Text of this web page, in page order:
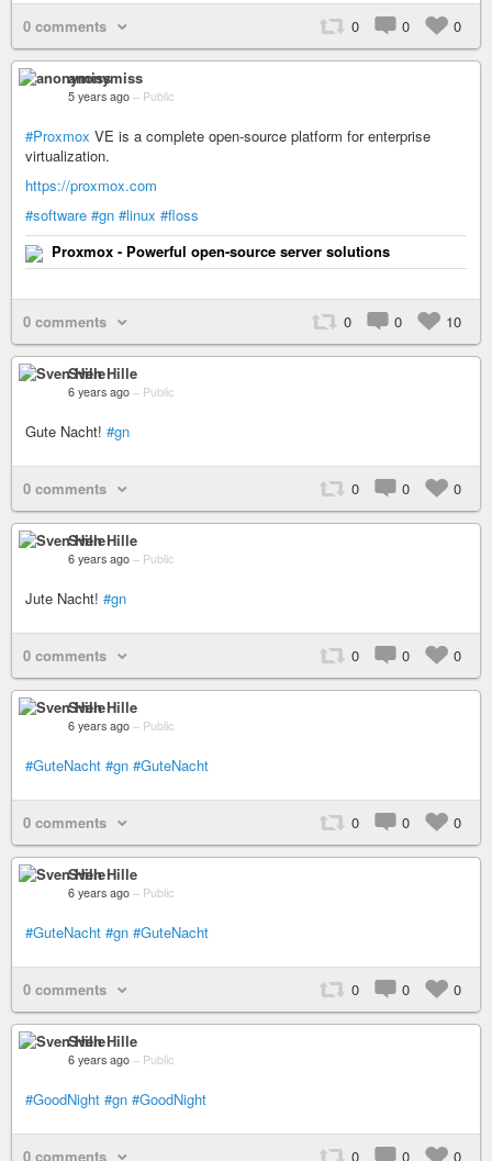
0 comments 0 0 0
anonymiss
5 years ago – Public
#Proxmox VE is a complete open-source platform for enterprise
virtualization.
https://proxmox.com
#software #gn #linux #floss
Proxmox - Powerful open-source server solutions
0 comments 0 0 10
Sven Hille
6 years ago – Public
Gute Nacht! #gn
0 comments 0 0 0
Sven Hille
6 years ago – Public
Jute Nacht! #gn
0 comments 0 0 0
Sven Hille
6 years ago – Public
#GuteNacht #gn #GuteNacht
0 comments 0 0 0
Sven Hille
6 years ago – Public
#GuteNacht #gn #GuteNacht
0 comments 0 0 0
Sven Hille
6 years ago – Public
#GoodNight #gn #GoodNight
0 comments 0 0 0